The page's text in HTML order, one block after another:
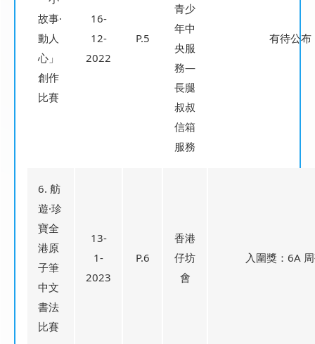
故事·
動人
心」
創作
比賽
16-
12-
2022
P.5
青少
年中
央服
務—
長腿
叔叔
信箱
服務
有待公布
6. 舫
遊·珍
寶全
港原
子筆
中文
書法
比賽
13-
1-
2023
P.6
香港
仔坊
會
入圍獎：6A